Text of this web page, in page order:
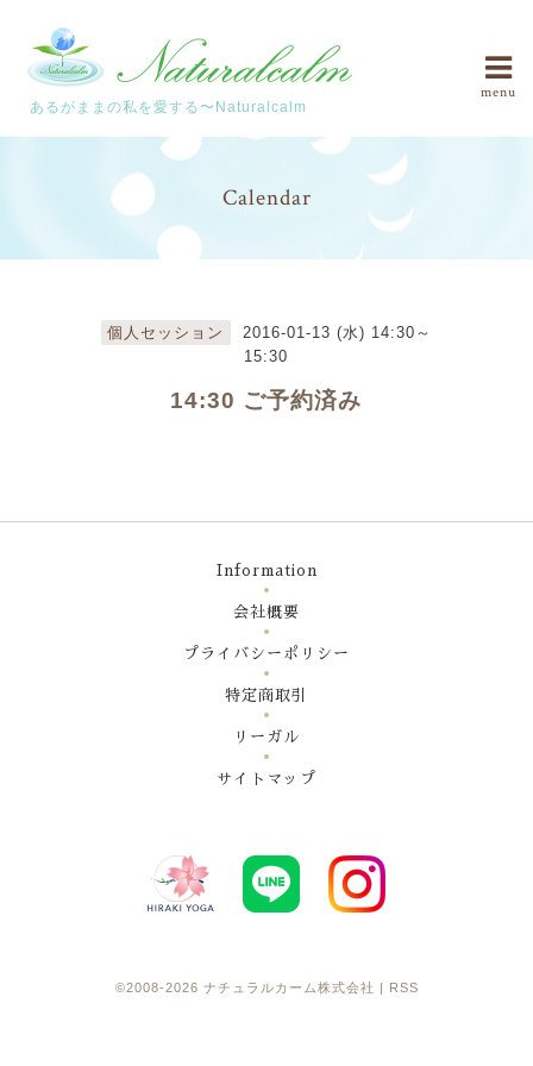
あるがままの私を愛する〜Naturalcalm
menu
Calendar
個人セッション
2016-01-13 (水) 14:30～
15:30
14:30 ご予約済み
Information
会社概要
プライバシーポリシー
特定商取引
リーガル
サイトマップ
©2008-2026 ナチュラルカーム株式会社 RSS